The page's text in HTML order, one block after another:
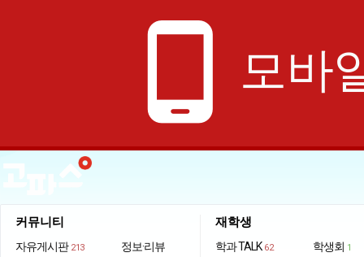
phone_android 모바
커뮤니티
자유게시판 213
정보·리뷰
재학생
학과 TALK 62 학생회 1